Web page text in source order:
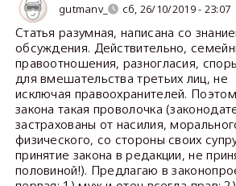
gutmanv_ сб, 26/10/2019 - 23:07
Статья разумная, написана со
обсуждения. Действительно,
правоотношения, разногласия,
для вмешательства третьих лиц, не
исключая правоохранителей.
закона такая проволочка
застрахованы от насилия,
физического, со стороны своих
принятие закона в редакции, не
половиной!). Предлагаю в